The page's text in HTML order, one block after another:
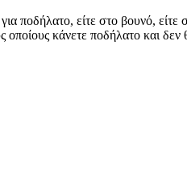
ποδήλατο, είτε στο βουνό,
κάνετε ποδήλατο και δεν